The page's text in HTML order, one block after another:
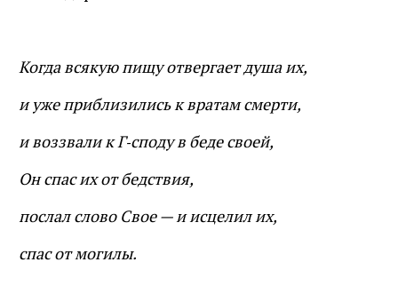
Когда всякую пищу отвергает душа их,
и уже приблизились к вратам смерти,
и воззвали к Г‑споду в беде своей,
Он спас их от бедствия,
послал слово Свое — и исцелил их,
спас от могилы.